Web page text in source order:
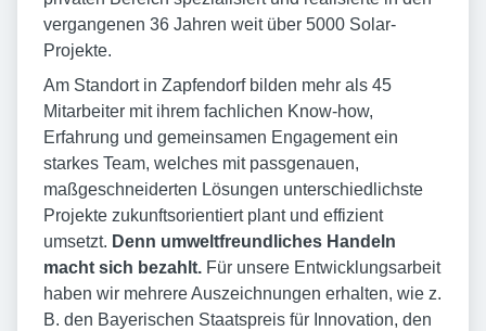
vergangenen 36 Jahren weit über 5000 Solar-
Projekte.
Am Standort in Zapfendorf bilden mehr als 45
Mitarbeiter mit ihrem fachlichen Know-how,
Erfahrung und gemeinsamen Engagement ein
starkes Team, welches mit passgenauen,
maßgeschneiderten Lösungen unterschiedlichste
Projekte zukunftsorientiert plant und effizient
umsetzt. Denn umweltfreundliches Handeln
macht sich bezahlt. Für unsere Entwicklungsarbeit
haben wir mehrere Auszeichnungen erhalten, wie z.
B. den Bayerischen Staatspreis für Innovation, den